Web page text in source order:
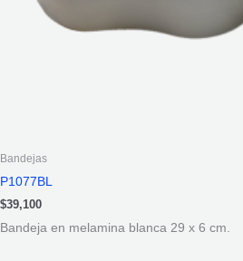
Bandejas
P1077BL
$39,100
Bandeja en melamina blanca 29 x 6 cm.